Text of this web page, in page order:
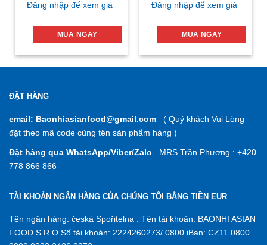
Đăng nhập để xem giá
MUA NGAY
Đăng nhập để xem giá
MUA NGAY
ĐẶT HÀNG
email: Baonhiasianfood@gmail.com ( Quý khách Vui Lòng
đặt theo mã code cùng tên sản phẩm hàng )
Đặt hàng qua WhatsApp/Viber/Zalo MRS.Trần Phương : +420
778 866 866
TÀI KHOẢN NGÂN HÀNG CỦA CHÚNG TÔI BẰNG TIỀN EUR
Tên ngân hàng: česká Spořitelna . Tên tài khoản: BAONHI ASIAN
FOOD S.R.O Số tài khoản: 2224260273/ 0800 iBan: CZ11 0800